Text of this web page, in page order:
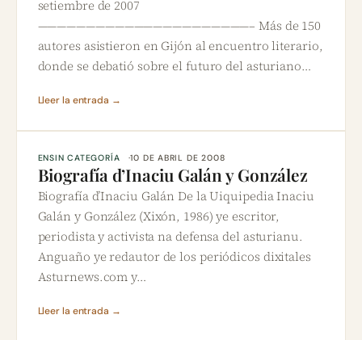
setiembre de 2007
——————————————————————– Más de 150
autores asistieron en Gijón al encuentro literario,
donde se debatió sobre el futuro del asturiano…
Lleer la entrada →
ENSIN CATEGORÍA 10 DE ABRIL DE 2008
Biografía d’Inaciu Galán y González
Biografía d’Inaciu Galán De la Uiquipedia Inaciu
Galán y González (Xixón, 1986) ye escritor,
periodista y activista na defensa del asturianu.
Anguaño ye redautor de los periódicos dixitales
Asturnews.com y…
Lleer la entrada →